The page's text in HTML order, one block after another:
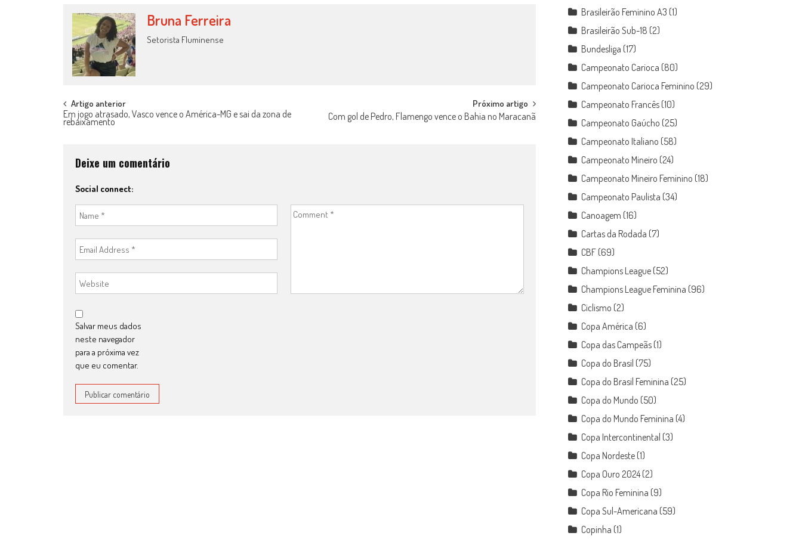
Bruna Ferreira
Setorista Fluminense
Post
navigation
Artigo anterior
Em jogo atrasado, Vasco vence o América-MG e sai da zona de
rebaixamento
Próximo artigo
Com gol de Pedro, Flamengo vence o Bahia no Maracanã
Deixe um comentário
Social connect:
Salvar meus dados
neste navegador
para a próxima vez
que eu comentar.
Brasileirão Feminino A3 (1)
Brasileirão Sub-18 (2)
Bundesliga (17)
Campeonato Carioca (80)
Campeonato Carioca Feminino (29)
Campeonato Francês (10)
Campeonato Gaúcho (25)
Campeonato Italiano (58)
Campeonato Mineiro (24)
Campeonato Mineiro Feminino (18)
Campeonato Paulista (34)
Canoagem (16)
Cartas da Rodada (7)
CBF (69)
Champions League (52)
Champions League Feminina (96)
Ciclismo (2)
Copa América (6)
Copa das Campeãs (1)
Copa do Brasil (75)
Copa do Brasil Feminina (25)
Copa do Mundo (50)
Copa do Mundo Feminina (4)
Copa Intercontinental (3)
Copa Nordeste (1)
Copa Ouro 2024(2)
Copa Rio Feminina (9)
Copa Sul-Americana (59)
Copinha (1)